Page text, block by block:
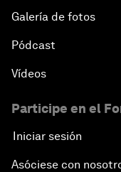
Galería de fotos
Pódcast
Vídeos
Participe en el
Iniciar sesión
Asóciese con